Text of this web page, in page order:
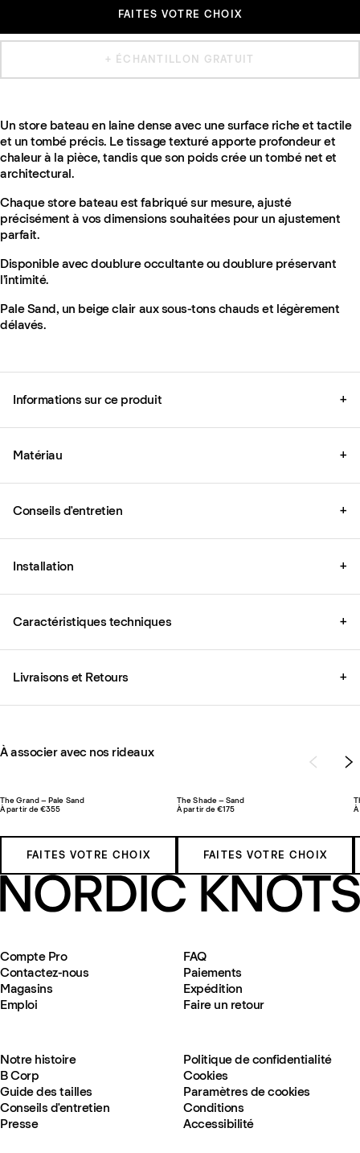
FAITES VOTRE CHOIX
+ ÉCHANTILLON GRATUIT
Un store bateau en laine dense avec une surface riche et tactile
et un tombé précis. Le tissage texturé apporte profondeur et
chaleur à la pièce, tandis que son poids crée un tombé net et
architectural.
Chaque store bateau est fabriqué sur mesure, ajusté
précisément à vos dimensions souhaitées pour un ajustement
parfait.
Disponible avec doublure occultante ou doublure préservant
l’intimité.
Pale Sand, un beige clair aux sous-tons chauds et légèrement
délavés.
Informations sur ce produit +
Matériau +
Conseils d'entretien +
Installation +
Caractéristiques techniques +
Livraisons et Retours +
À associer avec nos rideaux
The Grand – Pale Sand
À partir de €355
FAITES VOTRE CHOIX
The Shade – Sand
À partir de €175
FAITES VOTRE CHOIX
Compte Pro
Contactez-nous
Magasins
Emploi
FAQ
Paiements
Expédition
Faire un retour
Notre histoire
B Corp
Guide des tailles
Conseils d'entretien
Presse
Politique de confidentialité
Cookies
Paramètres de cookies
Conditions
Accessibilité